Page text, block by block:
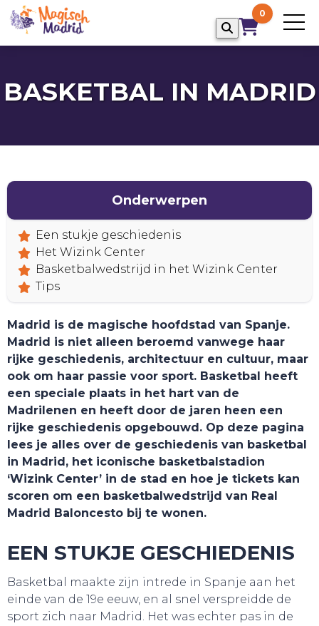
0
BASKETBAL IN MADRID
Onderwerpen
Een stukje geschiedenis
Het Wizink Center
Basketbalwedstrijd in het Wizink Center
Tips
Madrid is de magische hoofdstad van Spanje.
Madrid is niet alleen beroemd vanwege haar
rijke geschiedenis, architectuur en cultuur, maar
ook om haar passie voor sport. Basketbal heeft
een speciale plaats in het hart van de
Madrilenen en heeft door de jaren heen een
rijke geschiedenis opgebouwd. Op deze pagina
lees je alles over de geschiedenis van basketbal
in Madrid, het iconische basketbalstadion
‘Wizink Center’ in de stad en hoe je tickets kan
scoren om een basketbalwedstrijd van Real
Madrid Baloncesto bij te wonen.
EEN STUKJE GESCHIEDENIS
Basketbal maakte zijn intrede in Spanje aan het
einde van de 19e eeuw, en al snel verspreidde de
sport zich naar Madrid. Het was echter pas in de